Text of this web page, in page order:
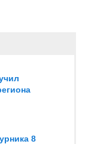
8